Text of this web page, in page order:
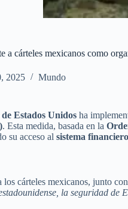
a cárteles mexicanos como
2025 Mundo
Estados Unidos ha
. Esta medida, basada en la
su acceso al sistema financiero
cárteles mexicanos, junto
la seguridad